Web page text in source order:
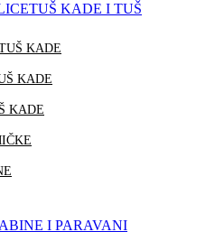
TUŠ KADE I TUŠ
KADE
KADE
KADE
I PARAVANI